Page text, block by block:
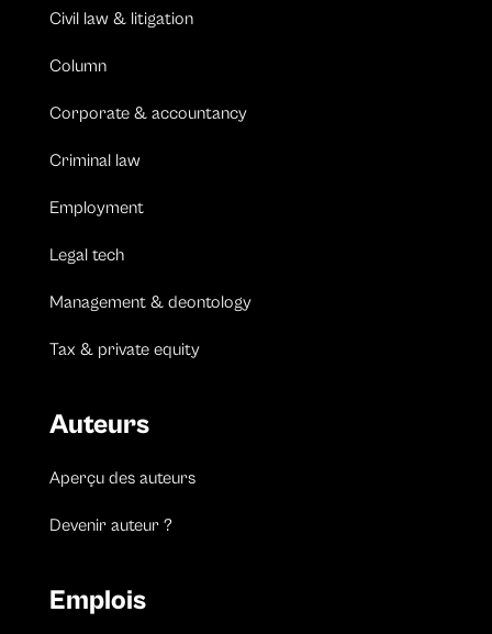
Civil law & litigation
Column
Corporate & accountancy
Criminal law
Employment
Legal tech
Management & deontology
Tax & private equity
Auteurs
Aperçu des auteurs
Devenir auteur ?
Emplois